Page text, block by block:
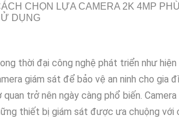
CHỌN LỰA CAMERA 2K 4MP
DỤNG
thời đại công nghệ phát triển như hiện
giám sát để bảo vệ an ninh cho gia
quan trở nên ngày càng phổ biến.
thiết bị giám sát được ưa chuộng với